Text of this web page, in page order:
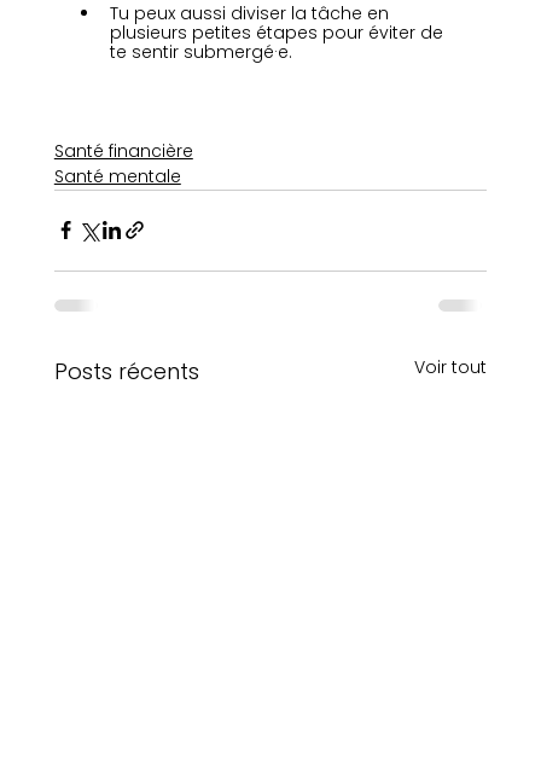
Tu peux aussi diviser la tâche en
plusieurs petites étapes pour éviter de
te sentir submergé·e.
Santé financière
Santé mentale
Posts récents Voir tout